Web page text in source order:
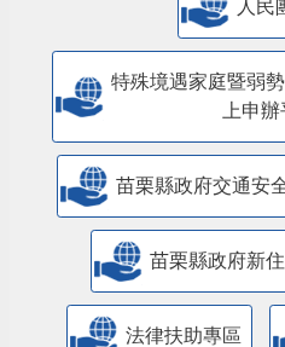
人民
特殊境遇家庭暨弱
上申
苗栗縣政府交通安
苗栗縣政府新
法律扶助專區